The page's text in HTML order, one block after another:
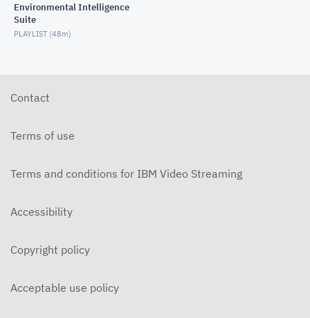
Environmental Intelligence
Suite
PLAYLIST (48m)
Contact
Terms of use
Terms and conditions for IBM Video Streaming
Accessibility
Copyright policy
Acceptable use policy